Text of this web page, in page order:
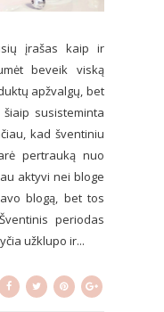
įrašas kaip ir
beveik viską
apžvalgų, bet
susisteminta
kad šventiniu
pertrauką nuo
aktyvi nei bloge
blogą, bet tos
periodas
užklupo ir...